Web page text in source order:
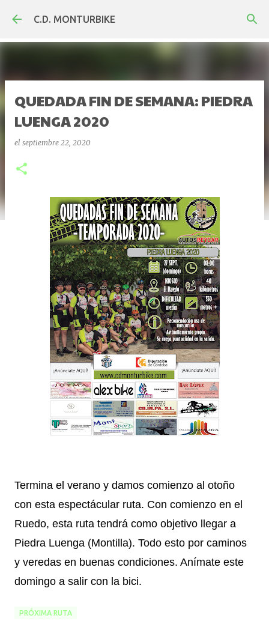
Ir al contenido principal
C.D. MONTURBIKE
QUEDADA FIN DE SEMANA: PIEDRA
LUENGA 2020
el septiembre 22, 2020
Termina el verano y damos comienzo al otoño
con esta espectácular ruta. Con comienzo en el
Ruedo, esta ruta tendrá como objetivo llegar a
Piedra Luenga (Montilla). Todo esto por caminos
y veredas en buenas condiciones. Anímate este
domingo a salir con la bici.
PRÓXIMA RUTA